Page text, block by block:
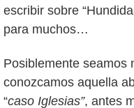
escribir sobre
para muchos…
Posiblemente seamos
conozcamos aquella
“caso Iglesias”, antes